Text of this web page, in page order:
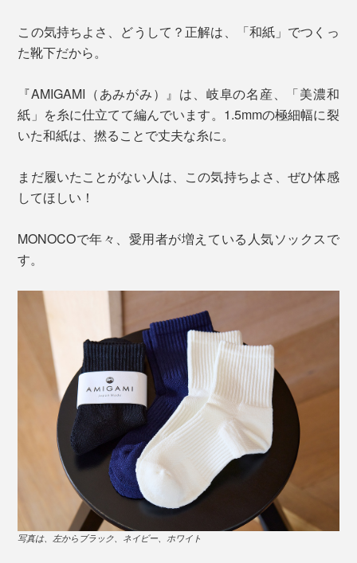
この気持ちよさ、どうして？正解は、「和紙」でつくっ
た靴下だから。
『AMIGAMI（あみがみ）』は、岐阜の名産、「美濃和
紙」を糸に仕立てて編んでいます。1.5mmの極細幅に裂
いた和紙は、撚ることで丈夫な糸に。
まだ履いたことがない人は、この気持ちよさ、ぜひ体感
してほしい！
MONOCOで年々、愛用者が増えている人気ソックスで
す。
写真は、左からブラック、ネイビー、ホワイト